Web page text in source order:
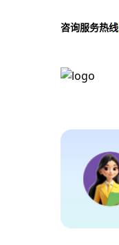
咨询服务热线